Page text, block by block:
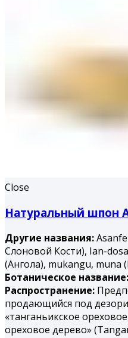
Close
Натуральный шпон
Другие названия:
Слоновой Кости), Ian-
(Ангола), mukangu, muna
Ботаническое название:
Распространение:
продающийся под
«танганьикское
ореховое дерево»